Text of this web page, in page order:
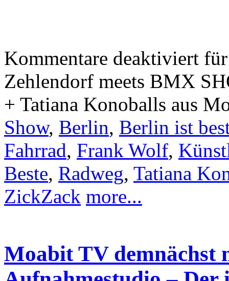
Kommentare deaktiviert
Zehlendorf meets BMX
+ Tatiana Konoballs aus
Show, Berlin, Berlin ist
Fahrrad, Frank Wolf,
Beste, Radweg, Tatiana
ZickZack more...
Moabit TV demnächst